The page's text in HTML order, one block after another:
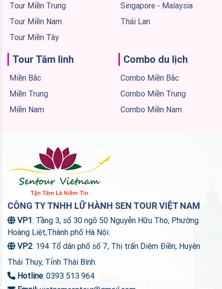
Tour Miền Trung
Tour Miền Nam
Tour Miền Tây
Singapore - Malaysia
Thái Lan
Tour Tâm linh
Miền Bắc
Miền Trung
Miền Nam
Combo du lịch
Combo Miền Bắc
Combo Miền Trung
Combo Miền Nam
CÔNG TY TNHH LỮ HÀNH SEN TOUR VIỆT NAM
VP1: Tầng 3, số 30 ngõ 50 Nguyễn Hữu Thọ, Phường
Hoàng Liệt,Thành phố Hà Nội.
VP2: 194 Tổ dân phố số 7, Thị trấn Diêm Điền, Huyện
Thái Thụy, Tỉnh Thái Bình.
Hotline: 0393 513 964